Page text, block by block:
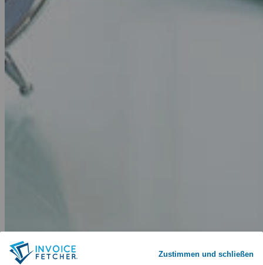
Warum invoicefetcher®: REGISTRIEREN
Zustimmen und schließen